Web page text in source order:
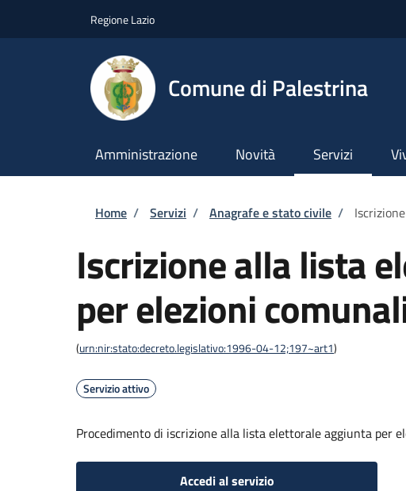
Regione Lazio
Comune di Palestrina
Amministrazione Novità Servizi
Briciole di pane
Home / Servizi / Anagrafe e stato civile /
Iscrizione alla lista
per elezioni
(urn:nir:stato:decreto.legislativo:1996-04-12;197~art1)
Servizio attivo
Procedimento di iscrizione alla lista elettorale aggiunta per
Accedi al servizio